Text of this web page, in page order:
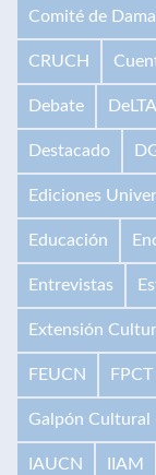
Comité de Dama
CRUCH
Debate
Destacado
Ediciones
Educación
Entrevistas
Extensión
FEUCN FPCT
Galpón Cultural
IAUCN IIAM